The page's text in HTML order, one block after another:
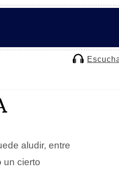
aludir, entre
un cierto